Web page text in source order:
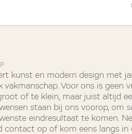
kunst en modern design met
Voor ons is geen
of te klein, maar juist altijd
staan bij ons voorop, om
eindresultaat te komen.
contact op of kom eens langs in